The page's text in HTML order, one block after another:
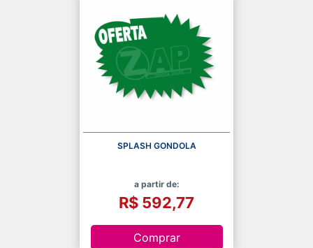
SPLASH GONDOLA
a partir de:
R$ 592,77
Comprar